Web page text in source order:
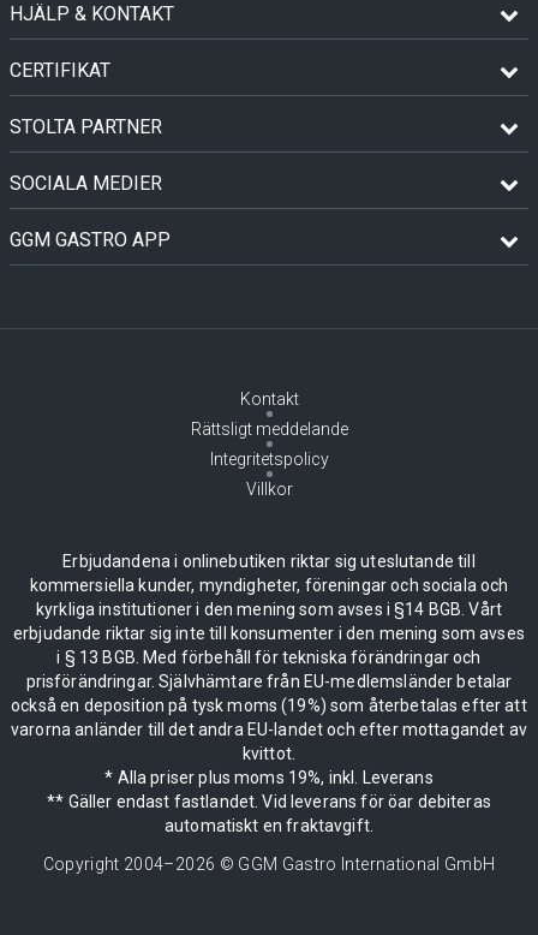
HJÄLP & KONTAKT
CERTIFIKAT
STOLTA PARTNER
SOCIALA MEDIER
GGM GASTRO APP
Kontakt
Rättsligt meddelande
Integritetspolicy
Villkor
Erbjudandena i onlinebutiken riktar sig uteslutande till
kommersiella kunder, myndigheter, föreningar och sociala och
kyrkliga institutioner i den mening som avses i §14 BGB. Vårt
erbjudande riktar sig inte till konsumenter i den mening som avses
i § 13 BGB. Med förbehåll för tekniska förändringar och
prisförändringar. Självhämtare från EU-medlemsländer betalar
också en deposition på tysk moms (19%) som återbetalas efter att
varorna anländer till det andra EU-landet och efter mottagandet av
kvittot.
* Alla priser plus moms 19%, inkl. Leverans
** Gäller endast fastlandet. Vid leverans för öar debiteras
automatiskt en fraktavgift.
Copyright 2004–2026 © GGM Gastro International GmbH